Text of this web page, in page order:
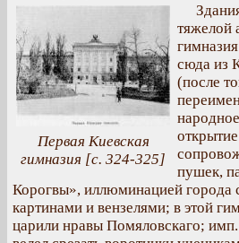
Первая Киевская
гимназия [с. 324-325]
тяжелой
сюда из
(после
пушек,
Корогвы», иллюминацией города
картинами и вензелями; в этой
царили нравы Помяловскаго;